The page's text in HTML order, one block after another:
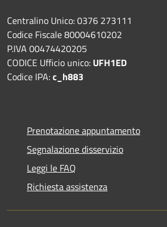
Centralino Unico: 0376 273111
Codice Fiscale 80004610202
P.IVA 00474420205
CODICE Ufficio unico: UFH1ED
Codice IPA:c_h883
Prenotazione appuntamento
Segnalazione disservizio
Leggi le FAQ
Richiesta assistenza